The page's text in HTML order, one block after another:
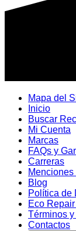
Mapa del
Inicio
Buscar
Mi Cuenta
Marcas
FAQs y
Carreras
Blog
Política de
Eco
Términos
Contactos